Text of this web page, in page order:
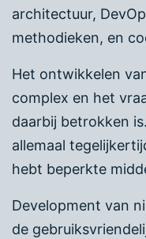
architectuur,
methodieken, en
Het ontwikkelen
complex en het
daarbij betrokken
allemaal
hebt beperkte
Development van
de